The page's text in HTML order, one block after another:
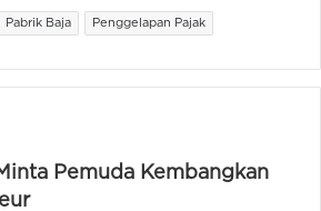
Pabrik Baja Penggelapan Pajak
Pemuda Kembangkan